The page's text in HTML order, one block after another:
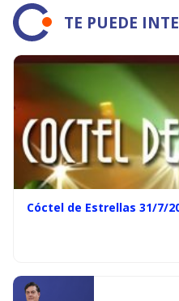
TE PUEDE
Cóctel de Estrellas 31/7/